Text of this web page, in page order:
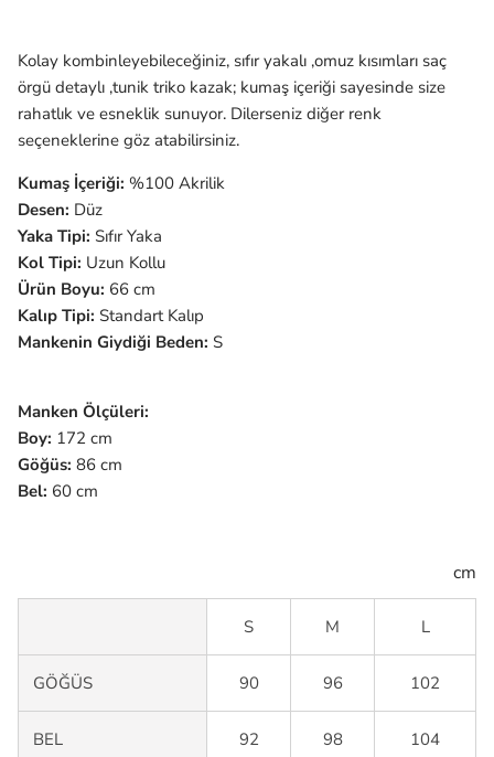
Kolay kombinleyebileceğiniz, sıfır yakalı ,omuz kısımları saç
örgü detaylı ,tunik triko kazak; kumaş içeriği sayesinde size
rahatlık ve esneklik sunuyor. Dilerseniz diğer renk
seçeneklerine göz atabilirsiniz.
Kumaş İçeriği: %100 Akrilik
Desen: Düz
Yaka Tipi: Sıfır Yaka
Kol Tipi: Uzun Kollu
Ürün Boyu: 66 cm
Kalıp Tipi: Standart Kalıp
Mankenin Giydiği Beden: S
Manken Ölçüleri:
Boy: 172 cm
Göğüs: 86 cm
Bel: 60 cm
cm
S M L
GÖĞÜS 90 96 102
BEL 92 98 104